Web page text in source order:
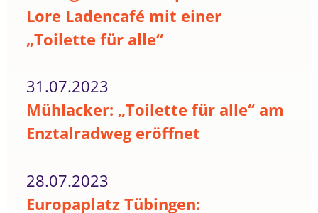
Lore Ladencafé mit einer
„Toilette für alle“
31.07.2023
Mühlacker: „Toilette für alle“ am
Enztalradweg eröffnet
28.07.2023
Europaplatz Tübingen: